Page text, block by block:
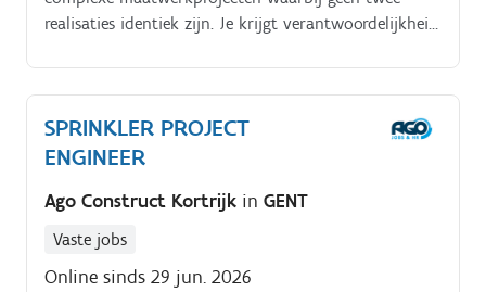
realisaties identiek zijn. Je krijgt verantwoordelijkheid,
SPRINKLER PROJECT
ENGINEER
Ago Construct Kortrijk in GENT
Vaste jobs
Online sinds 29 jun. 2026